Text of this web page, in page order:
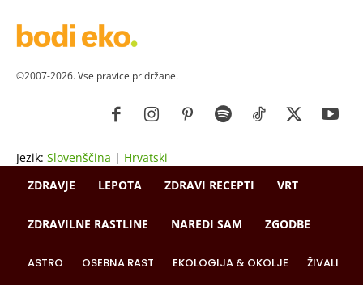
©2007-2026. Vse pravice pridržane.
Jezik: Slovenščina | Hrvatski
ZDRAVJE
LEPOTA ZDRAVI RECEPTI VRT
ZDRAVILNE RASTLINE NAREDI SAM ZGODBE
ASTRO OSEBNA RAST EKOLOGIJA & OKOLJE ŽIVALI